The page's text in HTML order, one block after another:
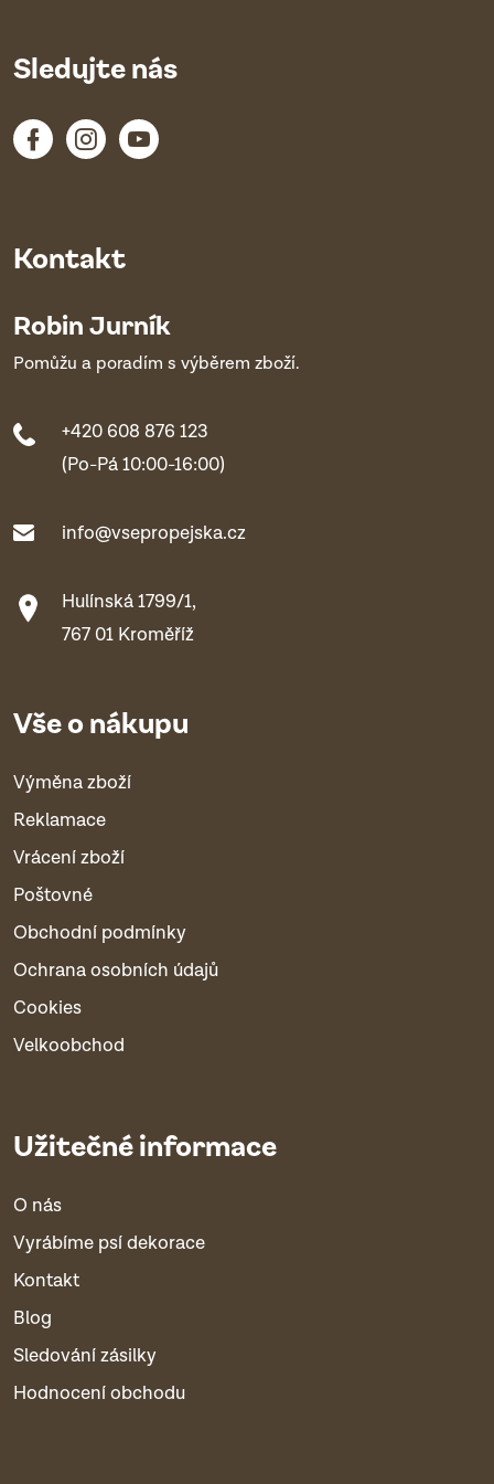
Kontakt
Robin Jurník
Pomůžu a poradím s výběrem zboží.
+420 608 876 123
(Po-Pá 10:00-16:00)
info@vsepropejska.cz
Hulínská 1799/1,
767 01 Kroměříž
Vše o nákupu
Výměna zboží
Reklamace
Vrácení zboží
Poštovné
Obchodní podmínky
Ochrana osobních údajů
Cookies
Velkoobchod
Užitečné informace
O nás
Vyrábíme psí dekorace
Kontakt
Blog
Sledování zásilky
Hodnocení obchodu
Sledujte nás